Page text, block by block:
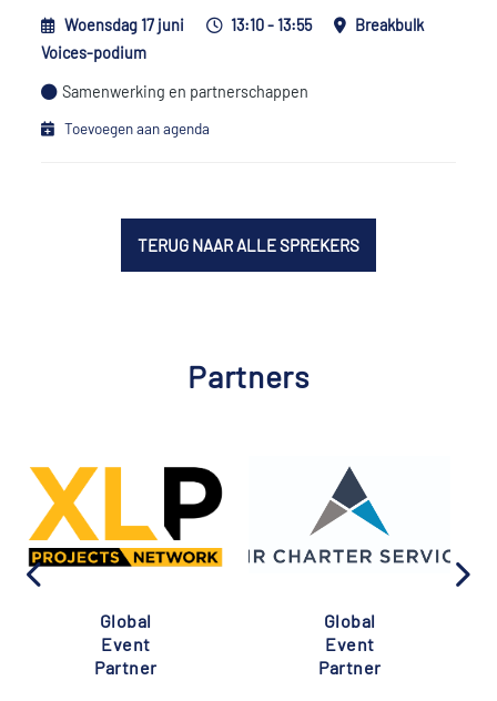
Woensdag 17 juni 13:10 - 13:55
Breakbulk
Voices-podium
Samenwerking en partnerschappen
Toevoegen aan agenda
TERUG NAAR ALLE SPREKERS
Partners
Global
Event
Partner
Global
Event
Partner